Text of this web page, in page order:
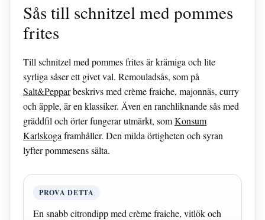
Sås till schnitzel med pommes
frites
Till schnitzel med pommes frites är krämiga och lite
syrliga såser ett givet val. Remouladsås, som på
Salt&Pepparbeskrivs med crème fraiche, majonnäs, curry
och äpple, är en klassiker. Även en ranchliknande sås med
gräddfil och örter fungerar utmärkt, somKonsum
Karlskoga framhåller. Den milda örtigheten och syran
lyfter pommesens sälta.
PROVA DETTA
En snabb citrondipp med crème fraiche, vitlök och